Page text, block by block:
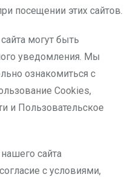
посещении этих сайтов.
могут быть
уведомления. Мы
ознакомиться с
Cookies,
и Пользовательское
сайта
с условиями,